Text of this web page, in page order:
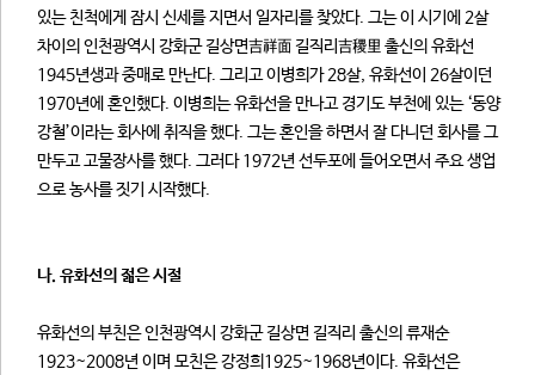
있는 친척에게 잠시 신세를 지면서 일자리를 찾았다. 그는 이 시기에 2살
차이의 인천광역시 강화군 길상면吉祥面 길직리吉稷里 출신의 유화선
1945년생과 중매로 만난다. 그리고 이병희가 28살, 유화선이 26살이던
1970년에 혼인했다. 이병희는 유화선을 만나고 경기도 부천에 있는 ‘동양
강철’이라는 회사에 취직을 했다. 그는 혼인을 하면서 잘 다니던 회사를 그
만두고 고물장사를 했다. 그러다 1972년 선두포에 들어오면서 주요 생업
으로 농사를 짓기 시작했다.
나. 유화선의 젊은 시절
유화선의 부친은 인천광역시 강화군 길상면 길직리 출신의 류재순
1923~2008년 이며 모친은 강정희1925~1968년이다. 유화선은